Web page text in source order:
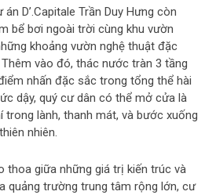
D’.Capitale Trần Duy Hưng còn
bể bơi ngoài trời cùng khu vườn
khoảng vườn nghệ thuật đặc
vào đó, thác nước tràn 3 tầng
nhấn đặc sắc trong tổng thể hài
dậy, quý cư dân có thể mở cửa là
lành, thanh mát, và bước xuống
nhiên.
thoa giữa những giá trị kiến trúc và
quảng trường trung tâm rộng lớn, cư